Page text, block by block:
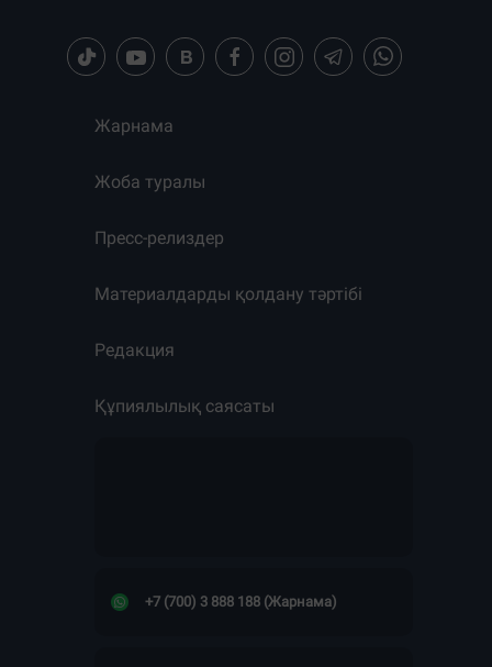
Жарнама
Жоба туралы
Пресс-релиздер
Материалдарды қолдану тәртібі
Редакция
Құпиялылық саясаты
+7 (700) 3 888 188 (Жарнама)